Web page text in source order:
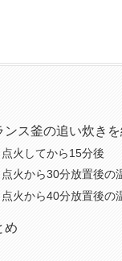
ンス釜の追い炊き
点火してから15分後
点火から30分放置後の
点火から40分放置後の
め